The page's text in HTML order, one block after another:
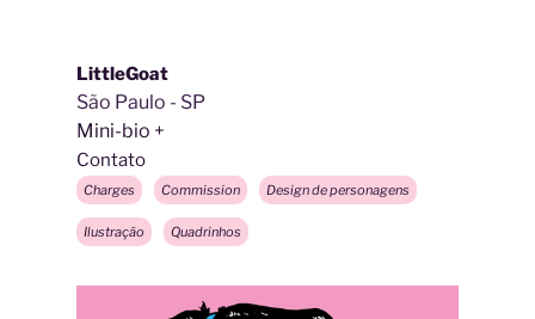
LittleGoat
São Paulo - SP
Mini-bio
Contato
Charges Commission Design de personagens
Ilustração Quadrinhos